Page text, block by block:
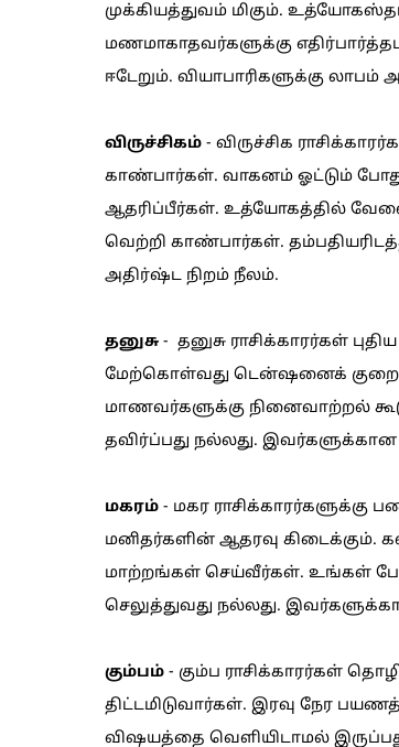
முக்கியத்துவம் மிகும்.
மணமாகாதவர்களுக்கு
ஈடேறும். வியாபாரிகளுக்கு
விருச்சிகம் - விருச்சிக
காண்பார்கள். வாகனம் ஓட்டும்
ஆதரிப்பீர்கள். உத்யோகத்தில்
வெற்றி காண்பார்கள்.
அதிர்ஷ்ட நிறம் நீலம்.
தனுசு - தனுசு ராசிக்காரர்கள்
மேற்கொள்வது டென்ஷனைக்
மாணவர்களுக்கு நினைவாற்றல்
தவிர்ப்பது நல்லது.
மகரம் - மகர
மனிதர்களின் ஆதரவு கிடைக்கும்.
மாற்றங்கள் செய்வீர்கள். உங்கள்
செலுத்துவது நல்லது.
கும்பம் - கும்ப ராசிக்காரர்கள்
திட்டமிடுவார்கள். இரவு நேர
விஷயத்தை வெளியிடாமல்